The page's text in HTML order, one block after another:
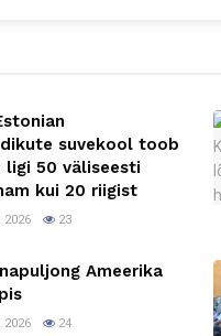
suvekool toob
ligi 50 väliseesti
kui 20 riigist
2026 23
Ameerika
2026 24